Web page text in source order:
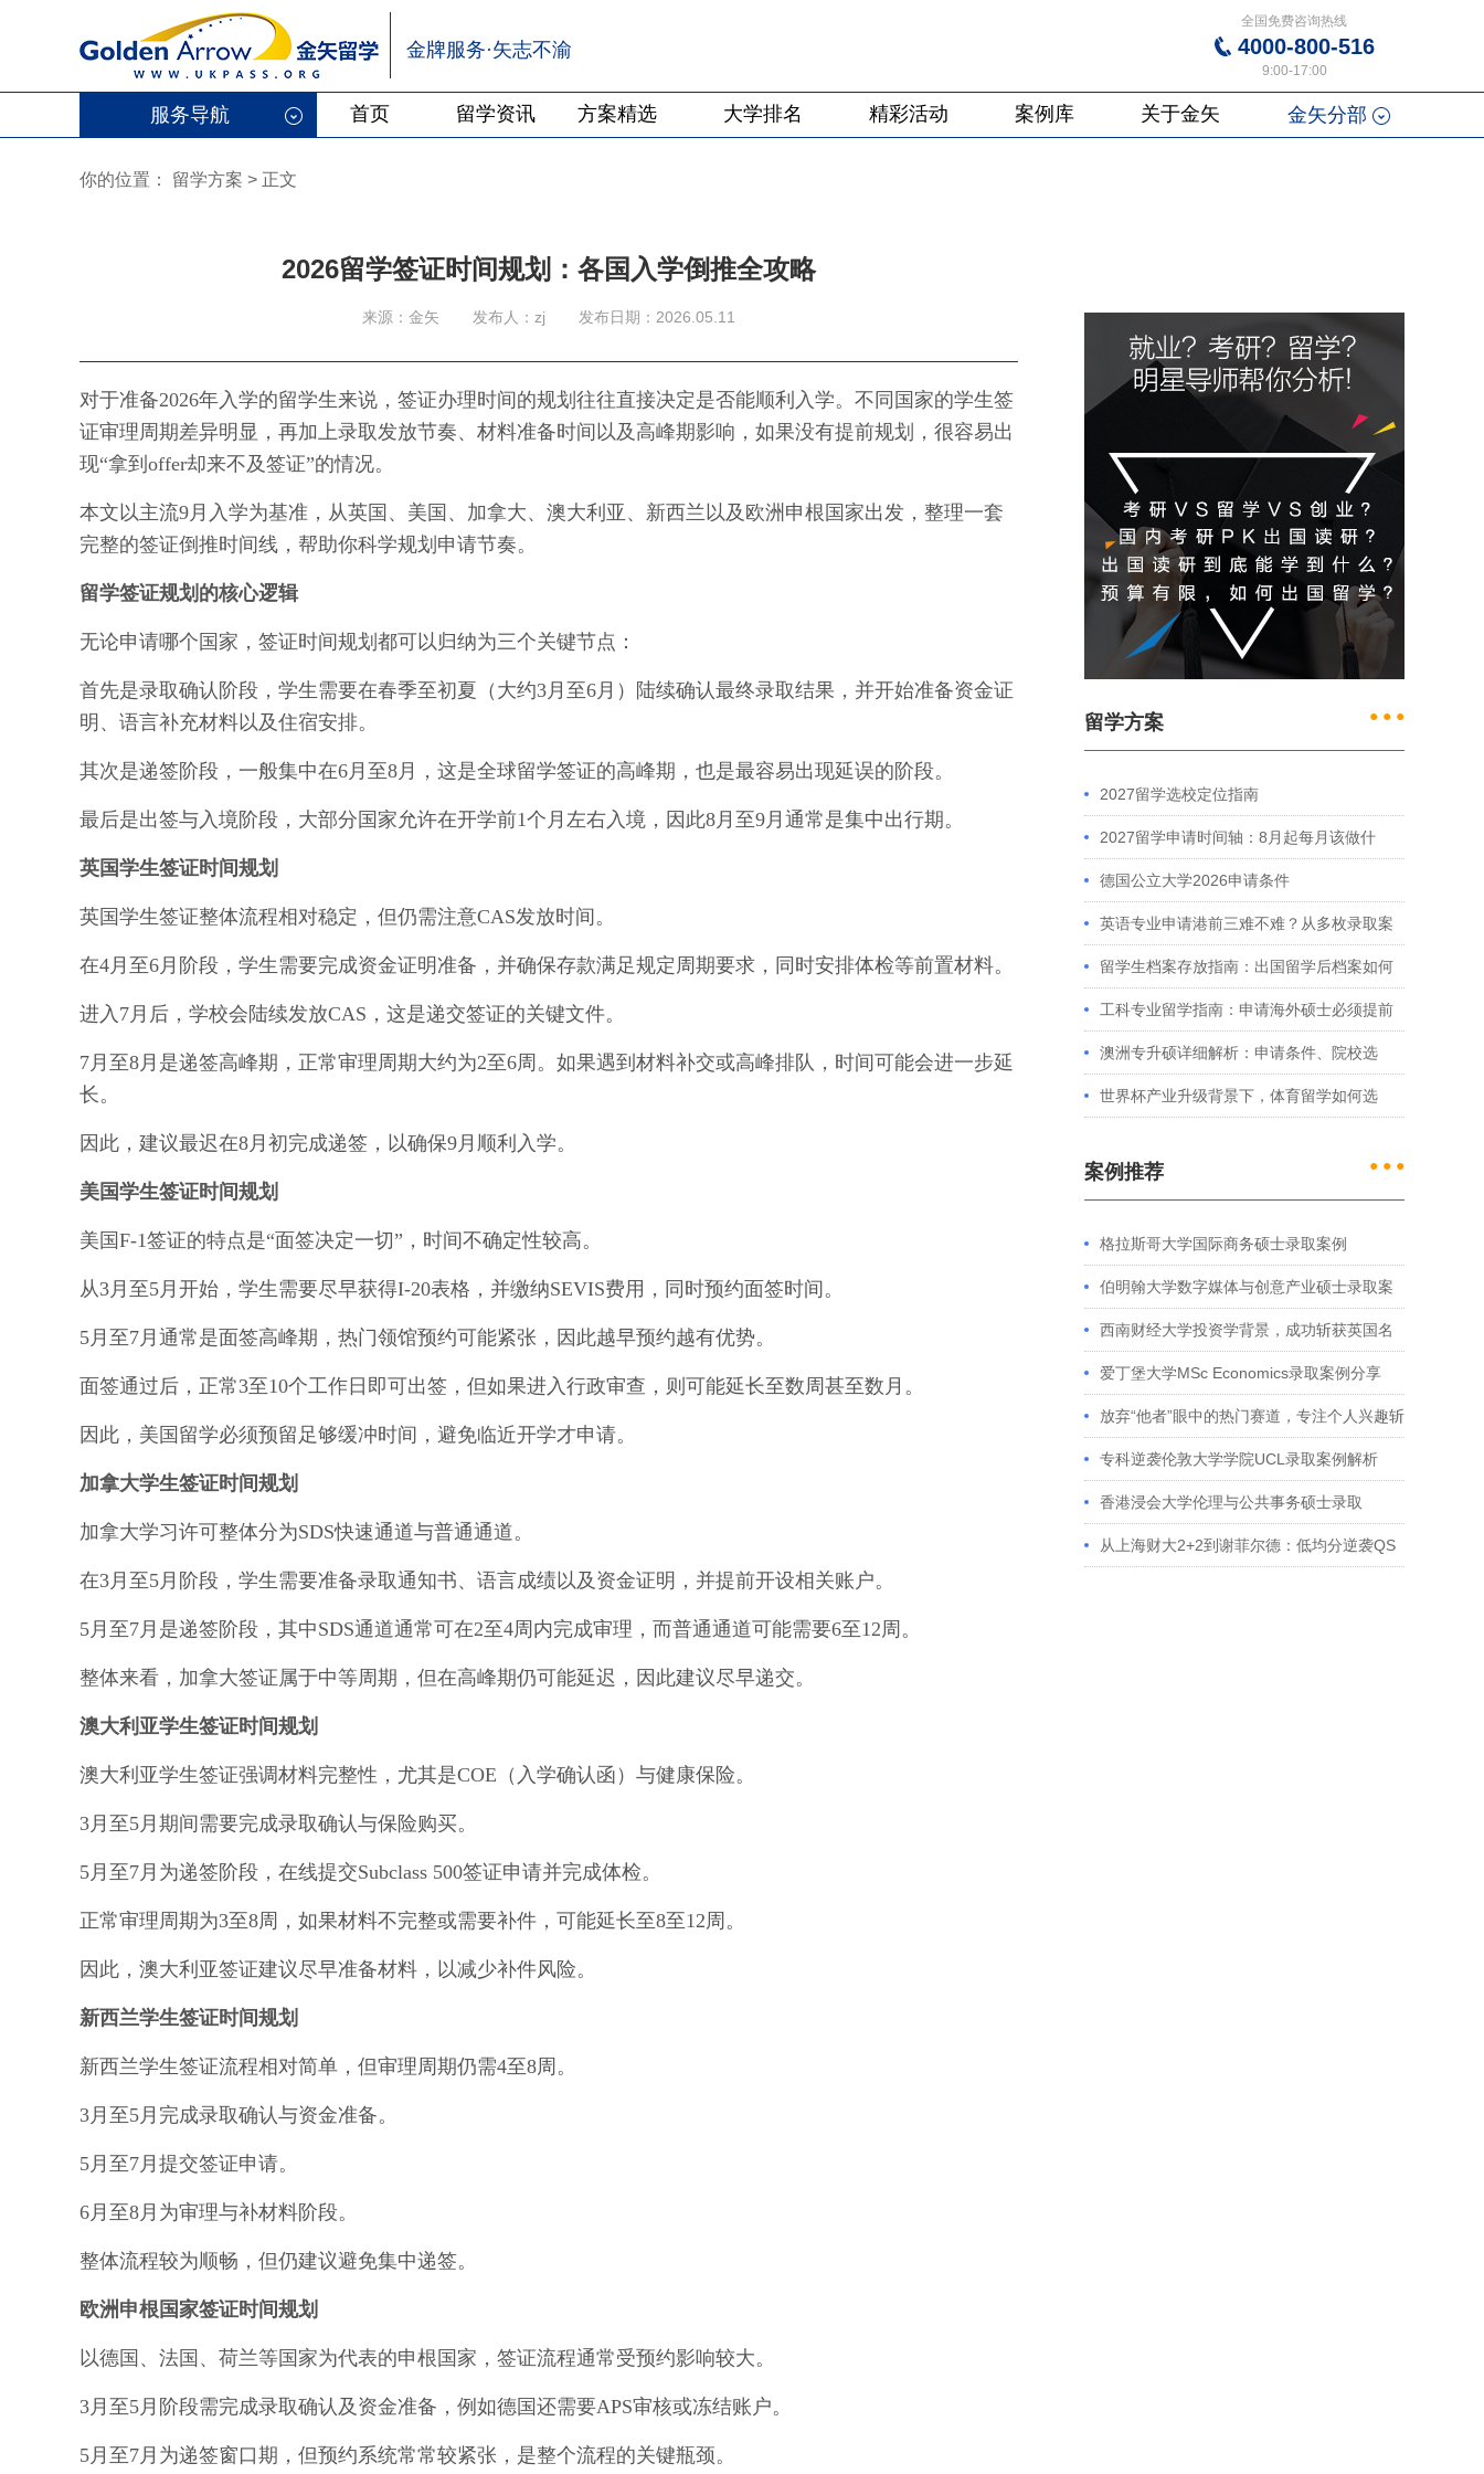
金牌服务·矢志不渝
全国免费咨询热线
4000-800-516
9:00-17:00
服务导航 首页 留学资讯 方案精选 大学排名 精彩活动 案例库 关于金矢 金矢分部
你的位置： 留学方案 > 正文
2026留学签证时间规划：各国入学倒推全攻略
来源：金矢 发布人：zj 发布日期：2026.05.11
对于准备2026年入学的留学生来说，签证办理时间的规划往往直接决定是否能顺利入学。不同国家的学生签
证审理周期差异明显，再加上录取发放节奏、材料准备时间以及高峰期影响，如果没有提前规划，很容易出
现“拿到offer却来不及签证”的情况。
本文以主流9月入学为基准，从英国、美国、加拿大、澳大利亚、新西兰以及欧洲申根国家出发，整理一套
完整的签证倒推时间线，帮助你科学规划申请节奏。
留学签证规划的核心逻辑
无论申请哪个国家，签证时间规划都可以归纳为三个关键节点：
首先是录取确认阶段，学生需要在春季至初夏（大约3月至6月）陆续确认最终录取结果，并开始准备资金证
明、语言补充材料以及住宿安排。
其次是递签阶段，一般集中在6月至8月，这是全球留学签证的高峰期，也是最容易出现延误的阶段。
最后是出签与入境阶段，大部分国家允许在开学前1个月左右入境，因此8月至9月通常是集中出行期。
英国学生签证时间规划
英国学生签证整体流程相对稳定，但仍需注意CAS发放时间。
在4月至6月阶段，学生需要完成资金证明准备，并确保存款满足规定周期要求，同时安排体检等前置材料。
进入7月后，学校会陆续发放CAS，这是递交签证的关键文件。
7月至8月是递签高峰期，正常审理周期大约为2至6周。如果遇到材料补交或高峰排队，时间可能会进一步延
长。
因此，建议最迟在8月初完成递签，以确保9月顺利入学。
美国学生签证时间规划
美国F-1签证的特点是“面签决定一切”，时间不确定性较高。
从3月至5月开始，学生需要尽早获得I-20表格，并缴纳SEVIS费用，同时预约面签时间。
5月至7月通常是面签高峰期，热门领馆预约可能紧张，因此越早预约越有优势。
面签通过后，正常3至10个工作日即可出签，但如果进入行政审查，则可能延长至数周甚至数月。
因此，美国留学必须预留足够缓冲时间，避免临近开学才申请。
加拿大学生签证时间规划
加拿大学习许可整体分为SDS快速通道与普通通道。
在3月至5月阶段，学生需要准备录取通知书、语言成绩以及资金证明，并提前开设相关账户。
5月至7月是递签阶段，其中SDS通道通常可在2至4周内完成审理，而普通通道可能需要6至12周。
整体来看，加拿大签证属于中等周期，但在高峰期仍可能延迟，因此建议尽早递交。
澳大利亚学生签证时间规划
澳大利亚学生签证强调材料完整性，尤其是COE（入学确认函）与健康保险。
3月至5月期间需要完成录取确认与保险购买。
5月至7月为递签阶段，在线提交Subclass 500签证申请并完成体检。
正常审理周期为3至8周，如果材料不完整或需要补件，可能延长至8至12周。
因此，澳大利亚签证建议尽早准备材料，以减少补件风险。
新西兰学生签证时间规划
新西兰学生签证流程相对简单，但审理周期仍需4至8周。
3月至5月完成录取确认与资金准备。
5月至7月提交签证申请。
6月至8月为审理与补材料阶段。
整体流程较为顺畅，但仍建议避免集中递签。
欧洲申根国家签证时间规划
以德国、法国、荷兰等国家为代表的申根国家，签证流程通常受预约影响较大。
3月至5月阶段需完成录取确认及资金准备，例如德国还需要APS审核或冻结账户。
5月至7月为递签窗口期，但预约系统常常较紧张，是整个流程的关键瓶颈。
留学方案 ● ● ●
2027留学选校定位指南
2027留学申请时间轴：8月起每月该做什
么？英、美、澳、港申请全攻略
德国公立大学2026申请条件
英语专业申请港前三难不难？从多枚录取案
例看港大、港中文申请要求
留学生档案存放指南：出国留学后档案如何
处理？留学服务中心常见问题解答
工科专业留学指南：申请海外硕士必须提前
准备的4件事
澳洲专升硕详细解析：申请条件、院校选
择、学制费用全介绍
世界杯产业升级背景下，体育留学如何选
案例推荐 ● ● ●
格拉斯哥大学国际商务硕士录取案例
伯明翰大学数字媒体与创意产业硕士录取案
例 西南财经大学投资学背景，成功斩获英国名
校多份Offer
爱丁堡大学MSc Economics录取案例分享
放弃“他者”眼中的热门赛道，专注个人兴趣斩
获藤校offer｜成功跨专业申请经验分享
专科逆袭伦敦大学学院UCL录取案例解析
香港浸会大学伦理与公共事务硕士录取
从上海财大2+2到谢菲尔德：低均分逆袭QS